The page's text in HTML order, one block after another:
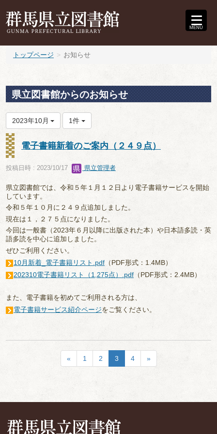
MENU
トップページ お知らせ
県立図書館からのお知らせ
2023年10月 1件
電子書籍新着のご案内（２４９点）
投稿日時 : 2023/10/17 県立管理者
県立図書館では、令和５年１月１２日より電子書籍サービスを開始
しています。
令和５年１０月に２４９点追加しました。
現在は１，２７５点になりました。
今回は一般書（2023年６月以降に出版された本）や日本語多読・英
語多読を中心に追加しました。
ぜひご利用ください。
10月新着_電子書籍リスト.pdf （PDF形式：1.4MB）
202310電子書籍リスト（1,275点）.pdf （PDF形式：2.4MB）
また、電子書籍を初めてご利用される方は、
電子書籍サービス紹介ページをご覧ください。
« 1 2 3 4 »